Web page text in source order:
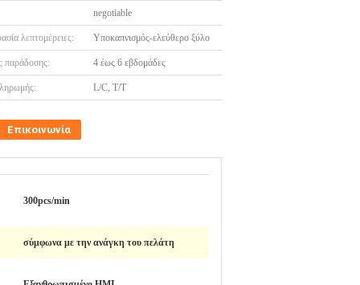
negotiable
λεπτομέρειες: Υποκαπνισμός-ελεύθερο ξύλο
παράδοσης: 4 έως 6 εβδομάδες
L/C, T/T
Επικοινωνία
300pcs/min
σύμφωνα με την ανάγκη του πελάτη